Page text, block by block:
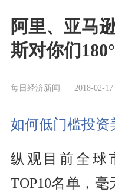
阿里、亚马
斯对你们
每日经济新闻 2018-02-
如何低门槛投资
纵观目前全球
TOP10名单，